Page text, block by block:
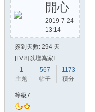
開心
2019-7-24
13:14
簽到天數: 294 天
[LV.8]以壇為家I
1
主題
567
帖子
1173
積分
等級7